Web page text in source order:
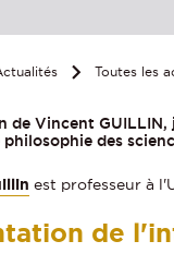
Toutes les
de Vincent
des
est professeur à
de